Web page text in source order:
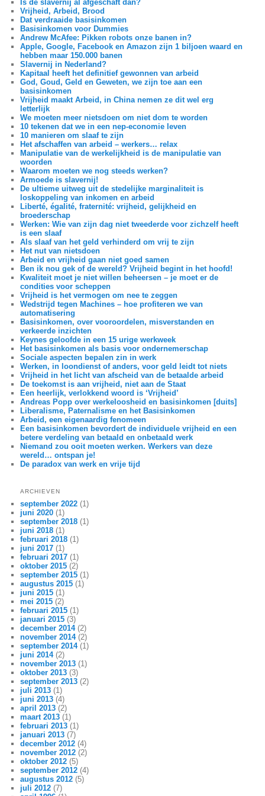
Is de slavernij al afgeschaft dan?
Vrijheid, Arbeid, Brood
Dat verdraaide basisinkomen
Basisinkomen voor Dummies
Andrew McAfee: Pikken robots onze banen in?
Apple, Google, Facebook en Amazon zijn 1 biljoen waard en
hebben maar 150.000 banen
Slavernij in Nederland?
Kapitaal heeft het definitief gewonnen van arbeid
God, Goud, Geld en Geweten, we zijn toe aan een
basisinkomen
Vrijheid maakt Arbeid, in China nemen ze dit wel erg
letterlijk
We moeten meer nietsdoen om niet dom te worden
10 tekenen dat we in een nep-economie leven
10 manieren om slaaf te zijn
Het afschaffen van arbeid – werkers… relax
Manipulatie van de werkelijkheid is de manipulatie van
woorden
Waarom moeten we nog steeds werken?
Armoede is slavernij!
De ultieme uitweg uit de stedelijke marginaliteit is
loskoppeling van inkomen en arbeid
Liberté, égalité, fraternité: vrijheid, gelijkheid en
broederschap
Werken: Wie van zijn dag niet tweederde voor zichzelf heeft
is een slaaf
Als slaaf van het geld verhinderd om vrij te zijn
Het nut van nietsdoen
Arbeid en vrijheid gaan niet goed samen
Ben ik nou gek of de wereld? Vrijheid begint in het hoofd!
Kwaliteit moet je niet willen beheersen – je moet er de
condities voor scheppen
Vrijheid is het vermogen om nee te zeggen
Wedstrijd tegen Machines – hoe profiteren we van
automatisering
Basisinkomen, over vooroordelen, misverstanden en
verkeerde inzichten
Keynes geloofde in een 15 urige werkweek
Het basisinkomen als basis voor ondernemerschap
Sociale aspecten bepalen zin in werk
Werken, in loondienst of anders, voor geld leidt tot niets
Vrijheid in het licht van afscheid van de betaalde arbeid
De toekomst is aan vrijheid, niet aan de Staat
Een heerlijk, verlokkend woord is ‘Vrijheid’
Andreas Popp over werkeloosheid en basisinkomen [duits]
Liberalisme, Paternalisme en het Basisinkomen
Arbeid, een eigenaardig fenomeen
Een basisinkomen bevordert de individuele vrijheid en een
betere verdeling van betaald en onbetaald werk
Niemand zou ooit moeten werken. Werkers van deze
wereld… ontspan je!
De paradox van werk en vrije tijd
ARCHIEVEN
september 2022 (1)
juni 2020 (1)
september 2018 (1)
juni 2018 (1)
februari 2018 (1)
juni 2017 (1)
februari 2017 (1)
oktober 2015 (2)
september 2015 (1)
augustus 2015 (1)
juni 2015 (1)
mei 2015 (2)
februari 2015 (1)
januari 2015 (3)
december 2014(2)
november 2014(2)
september 2014(1)
juni 2014(2)
november 2013 (1)
oktober 2013 (3)
september 2013 (2)
juli 2013 (1)
juni 2013 (4)
april 2013 (2)
maart 2013 (1)
februari 2013 (1)
januari 2013 (7)
december 2012 (4)
november 2012 (2)
oktober 2012 (5)
september 2012 (4)
augustus 2012 (5)
juli 2012 (7)